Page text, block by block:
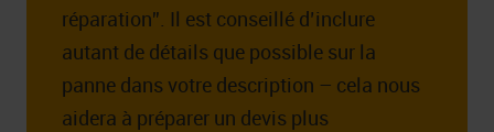
réparation”. Il est conseillé d’inclure
autant de détails que possible sur la
panne dans votre description – cela nous
aidera à préparer un devis plus